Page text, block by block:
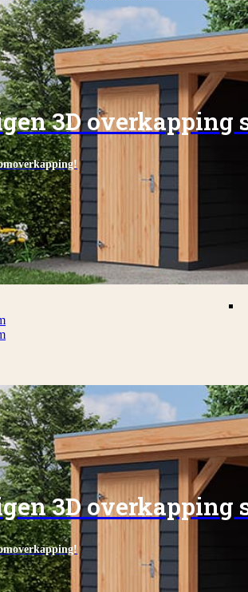
3D overkapping
3D overkapping